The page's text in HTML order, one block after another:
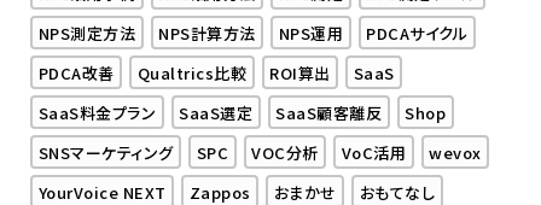
NPS測定方法
NPS計算方法 NPS運用
PDCAサイクル
PDCA改善
Qualtrics比較 ROI算出
SaaS
SaaS料金プラン
SaaS選定 SaaS顧客離反
Shop
SNSマーケティング
SPC VOC分析 VoC活用
wevox
YourVoice NEXT
Zappos おまかせ
おもてなし